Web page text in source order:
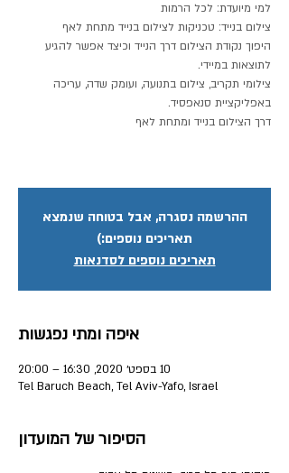
היפוך נקודת הצילום דרך הנייד וכיצד אפשר להגיע
צילומי תקריב , צילום בתנועה , ועומק שדה, עריכה
ההרשמה נסגרה, אבל בטוחה שנמצא
תאריכים נוספים:)
תאריכים נוספים לסדנאות
איפה ומתי נפגשות
10 בספט׳ 2020, 16:30 – 20:00
Tel Baruch Beach, Tel Aviv-Yafo, Israel
הסיפור של המועדון